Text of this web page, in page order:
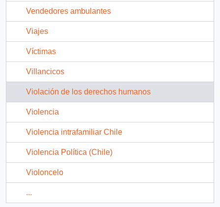
Vendedores ambulantes
Viajes
Víctimas
Villancicos
Violación de los derechos humanos
Violencia
Violencia intrafamiliar Chile
Violencia Política (Chile)
Violoncelo
...